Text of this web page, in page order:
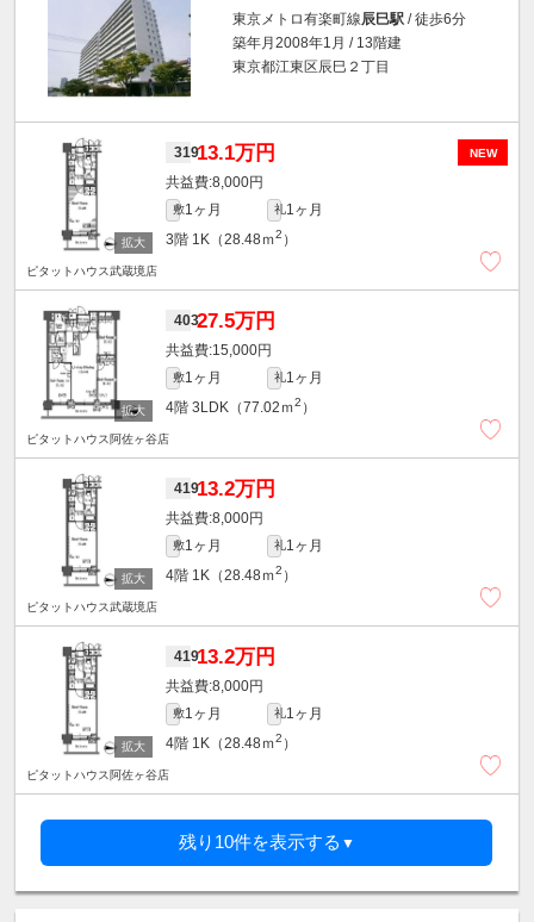
東京メトロ有楽町線辰巳駅 / 徒歩6分
築年月2008年1月 / 13階建
東京都江東区辰巳２丁目
NEW
31913.1万円
8,000円
敷1ヶ月 礼1ヶ月
3階 1K（28.48ｍ2 ）
ピタットハウス武蔵境店
40327.5万円
15,000円
敷1ヶ月 礼1ヶ月
4階 3LDK（77.02ｍ2 ）
ピタットハウス阿佐ヶ谷店
41913.2万円
8,000円
敷1ヶ月 礼1ヶ月
4階 1K（28.48ｍ2 ）
ピタットハウス武蔵境店
41913.2万円
8,000円
敷1ヶ月 礼1ヶ月
4階 1K（28.48ｍ2 ）
ピタットハウス阿佐ヶ谷店
残り10件を表示する ▼